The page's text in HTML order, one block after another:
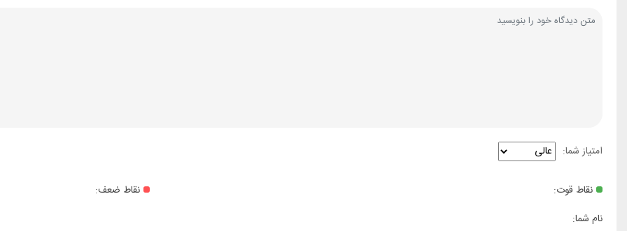
امتیاز شما:
نقاط قوت:
نقاط ضعف:
نام شما: